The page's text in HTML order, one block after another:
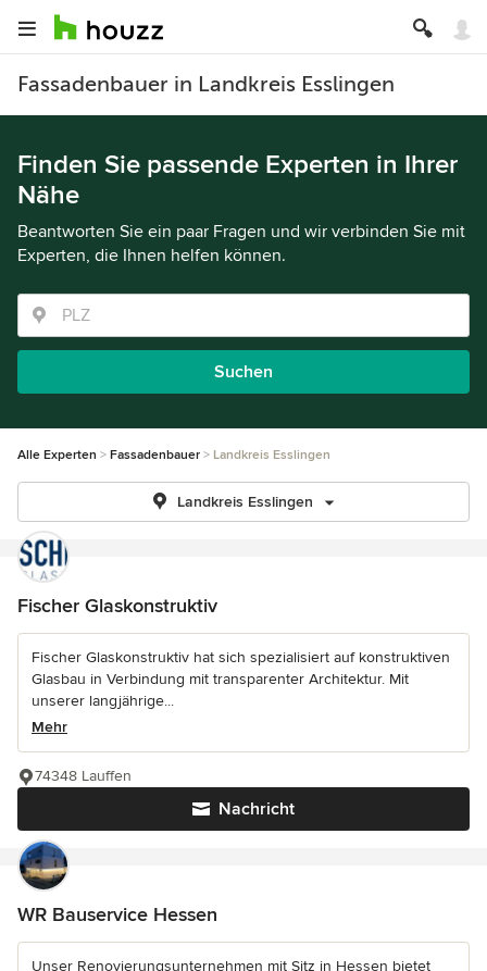
Fassadenbauer in Landkreis Esslingen
Finden Sie passende Experten in Ihrer
Nähe
Beantworten Sie ein paar Fragen und wir verbinden Sie mit
Experten, die Ihnen helfen können.
Suchen
Alle Experten Fassadenbauer Landkreis Esslingen
Landkreis Esslingen
Fischer Glaskonstruktiv
Fischer Glaskonstruktiv hat sich spezialisiert auf konstruktiven
Glasbau in Verbindung mit transparenter Architektur. Mit
unserer langjährige...
Mehr
Nachricht
74348 Lauffen
WR Bauservice Hessen
Unser Renovierungsunternehmen mit Sitz in Hessen bietet